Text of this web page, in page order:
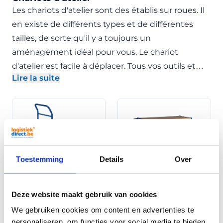
Toestemming Details Over
Deze website maakt gebruik van cookies
We gebruiken cookies om content en advertenties te
Les chariots d'atelier sont des établis sur roues. Il
en existe de différents types et de différentes
tailles, de sorte qu'il y a toujours un
aménagement idéal pour vous. Le chariot
d'atelier est facile à déplacer. Tous vos outils et
autres fournitures sont à portée de main.
Lire la suite
Les bandes-annonces